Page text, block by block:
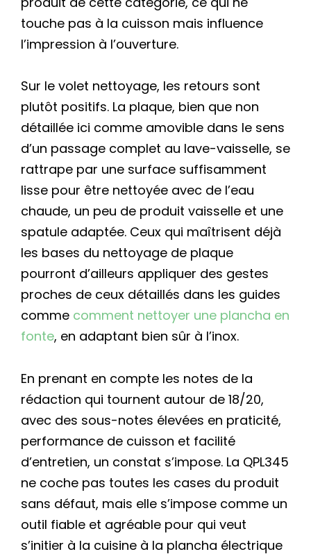
touche pas à la cuisson mais influence
l’impression à l’ouverture.
Sur le volet nettoyage, les retours sont
plutôt positifs. La plaque, bien que non
détaillée ici comme amovible dans le sens
d’un passage complet au lave-vaisselle, se
rattrape par une surface suffisamment
lisse pour être nettoyée avec de l’eau
chaude, un peu de produit vaisselle et une
spatule adaptée. Ceux qui maîtrisent déjà
les bases du nettoyage de plaque
pourront d’ailleurs appliquer des gestes
proches de ceux détaillés dans les guides
comme comment nettoyer une plancha en
fonte, en adaptant bien sûr à l’inox.
En prenant en compte les notes de la
rédaction qui tournent autour de 18/20,
avec des sous-notes élevées en praticité,
performance de cuisson et facilité
d’entretien, un constat s’impose. La QPL345
ne coche pas toutes les cases du produit
sans défaut, mais elle s’impose comme un
outil fiable et agréable pour qui veut
s’initier à la cuisine à la plancha électrique